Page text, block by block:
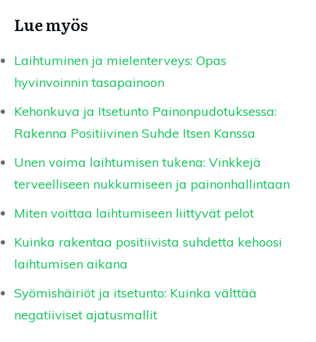
Lue myös
Laihtuminen ja mielenterveys: Opas
hyvinvoinnin tasapainoon
Kehonkuva ja Itsetunto Painonpudotuksessa:
Rakenna Positiivinen Suhde Itsen Kanssa
Unen voima laihtumisen tukena: Vinkkejä
terveelliseen nukkumiseen ja painonhallintaan
Miten voittaa laihtumiseen liittyvät pelot
Kuinka rakentaa positiivista suhdetta kehoosi
laihtumisen aikana
Syömishäiriöt ja itsetunto: Kuinka välttää
negatiiviset ajatusmallit